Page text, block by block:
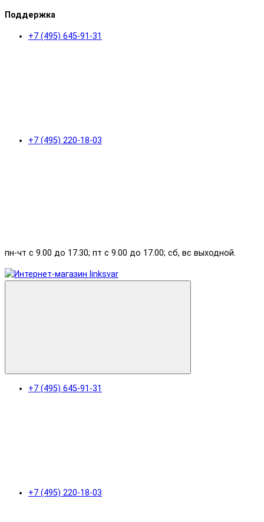
Поддержка
+7 (495) 645-91-31
+7 (495) 220-18-03
пн-чт с 9.00 до 17.30; пт с 9.00 до 17.00; сб, вс выходной.
+7 (495) 645-91-31
+7 (495) 220-18-03